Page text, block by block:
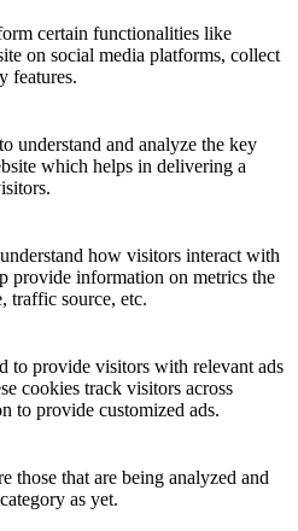
certain functionalities like
on social media platforms, collect
features.
understand and analyze the key
which helps in delivering a
how visitors interact with
provide information on metrics the
traffic source, etc.
to provide visitors with relevant ads
cookies track visitors across
to provide customized ads.
those that are being analyzed and
as yet.